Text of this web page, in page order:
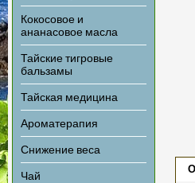
Кокосовое и
ананасовое масла
Тайские тигровые
бальзамы
Тайская медицина
Ароматерапия
Снижение веса
Чай